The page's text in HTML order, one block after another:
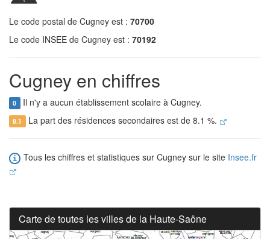
Le code postal de Cugney est : 70700
Le code INSEE de Cugney est : 70192
Cugney en chiffres
0 Il n'y a aucun établissement scolaire à Cugney.
8.1 La part des résidences secondaires est de 8.1 %.
Tous les chiffres et statistiques sur Cugney sur le site Insee.fr
Carte de toutes les villes de la Haute-Saône